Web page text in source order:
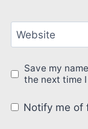
Website
Save my
the next time
Notify me of